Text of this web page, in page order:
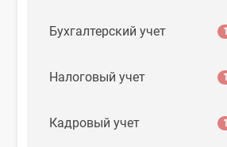
Бухгалтерский учет
Налоговый учет
Кадровый учет